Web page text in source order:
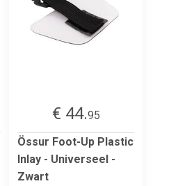
€ 44.95
Össur Foot-Up Plastic
Inlay - Universeel -
Zwart